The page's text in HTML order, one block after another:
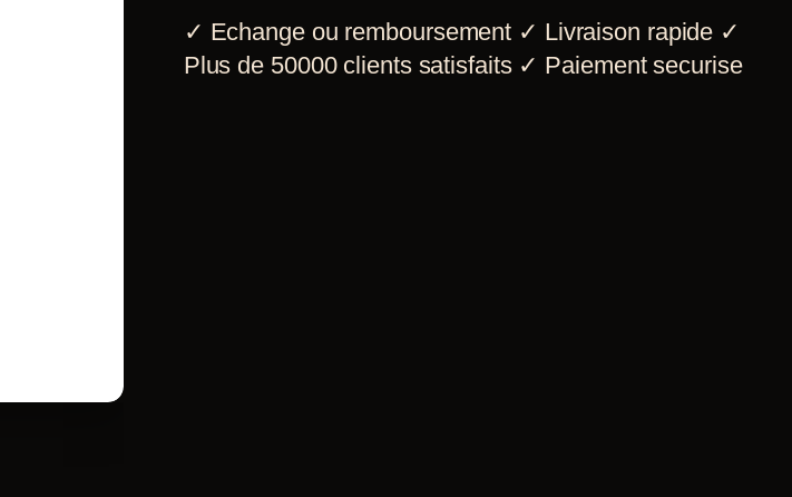
combat
SK-
B
✓ Echange ou remboursement ✓ Livraison rapide ✓
Plus de 50000 clients satisfaits ✓ Paiement securise